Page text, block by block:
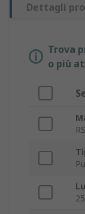
Dettagli
Trova
o più